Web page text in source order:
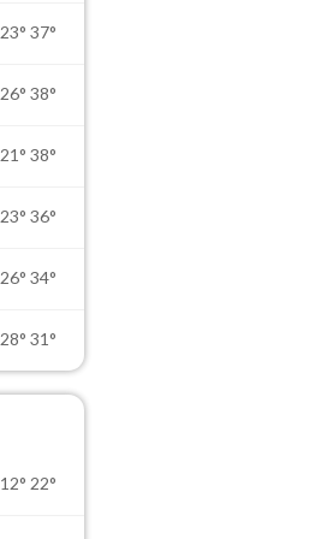
23° 37°
26° 38°
21° 38°
23° 36°
26° 34°
28° 31°
12° 22°